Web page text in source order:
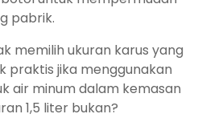
pabrik.
memilih ukuran karus yang
praktis jika menggunakan
air minum dalam kemasan
1,5 liter bukan?